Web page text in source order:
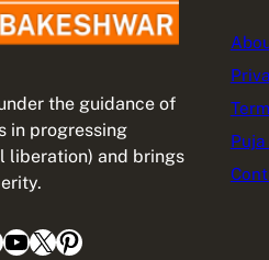
the guidance of
in progressing
liberation) and brings
YouTube X Pinterest